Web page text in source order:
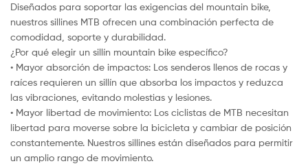
Diseñados para soportar las exigencias del mountain bike,
nuestros sillines MTB ofrecen una combinación perfecta de
comodidad, soporte y durabilidad.
¿Por qué elegir un sillín mountain bike específico?
• Mayor absorción de impactos: Los senderos llenos de rocas y
raíces requieren un sillín que absorba los impactos y reduzca
las vibraciones, evitando molestias y lesiones.
• Mayor libertad de movimiento: Los ciclistas de MTB necesitan
libertad para moverse sobre la bicicleta y cambiar de posición
constantemente. Nuestros sillines están diseñados para permitir
un amplio rango de movimiento.